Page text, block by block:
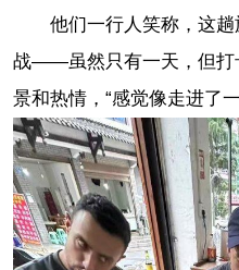
他们一行人笑称，这趟
战——虽然只有一天，但打
景和热情，“感觉像走进了